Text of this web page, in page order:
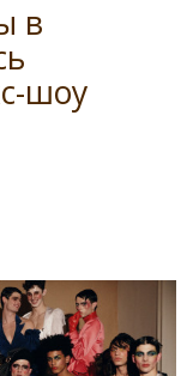
в
шоу